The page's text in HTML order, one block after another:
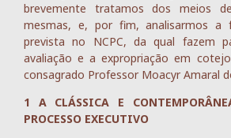
brevemente tratamos dos meios
mesmas, e, por fim, analisarmos a
prevista no NCPC, da qual fazem
avaliação e a expropriação em
consagrado Professor Moacyr Amaral
1 A CLÁSSICA E
PROCESSO EXECUTIVO